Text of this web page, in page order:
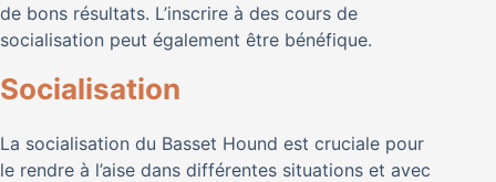
de bons résultats. L’inscrire à des cours de
socialisation peut également être bénéfique.
Socialisation
La socialisation du Basset Hound est cruciale pour
le rendre à l’aise dans différentes situations et avec